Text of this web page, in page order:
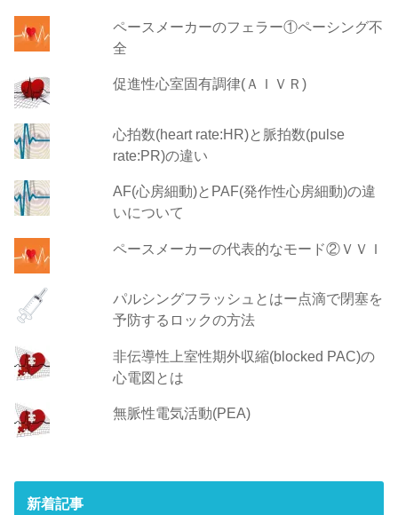
ペースメーカーのフェラー①ペーシング不
全
促進性心室固有調律(ＡＩＶＲ)
心拍数(heart rate:HR)と脈拍数(pulse
rate:PR)の違い
AF(心房細動)とPAF(発作性心房細動)の違
いについて
ペースメーカーの代表的なモード②ＶＶＩ
パルシングフラッシュとはー点滴で閉塞を
予防するロックの方法
非伝導性上室性期外収縮(blocked PAC)の
心電図とは
無脈性電気活動(PEA)
新着記事